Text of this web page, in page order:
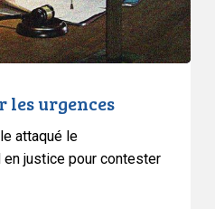
les urgences
attaqué le
justice pour contester